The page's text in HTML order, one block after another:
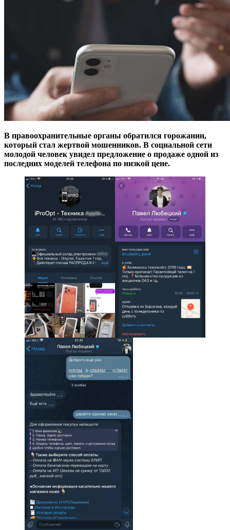
В правоохранительные органы обратился горожанин,
который стал жертвой мошенников. В социальной сети
молодой человек увидел предложение о продаже одной из
последних моделей телефона по низкой цене.